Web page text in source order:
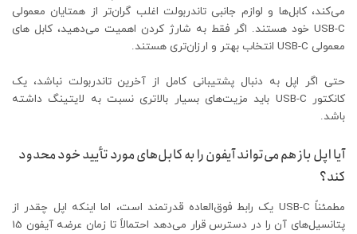
می‌کند، کابل‌ها و لوازم جانبی تاندربولت اغلب گران‌تر از همتایان معمولی
USB-C خود هستند. اگر فقط به شارژ کردن اهمیت می‌دهید، کابل های
معمولی USB-C انتخاب بهتر و ارزان‌تری هستند.
حتی اگر اپل به دنبال پشتیبانی کامل از آخرین تاندربولت نباشد، یک
کانکتور USB-C باید مزیت‌های بسیار بالاتری نسبت به لایتینگ داشته
باشد.
آیا اپل باز هم می‌تواند آیفون را به کابل‌های مورد تأیید خود محدود
کند؟
مطمئناً USB-C یک رابط فوق‌العاده قدرتمند است، اما اینکه اپل چقدر از
پتانسیل‌های آن را در دسترس قرار می‌دهد احتمالاً تا زمان عرضه آیفون 15